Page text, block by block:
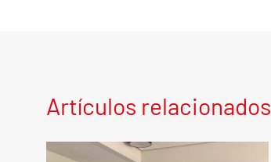
Artículos relacionados